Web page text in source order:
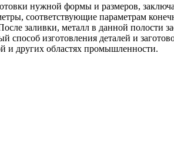
нужной формы и размеров,
соответствующие параметрам
заливки, металл в данной полости
способ изготовления деталей и
и других областях промышленности.